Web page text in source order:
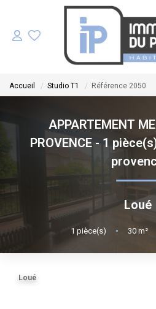
LOUER
GÉRER
NOS
Accueil Studio T1 Référence 2050
APPARTEMENT
PROVENCE - 1
Loué
1 pièce(s) • 30 m²
Loué